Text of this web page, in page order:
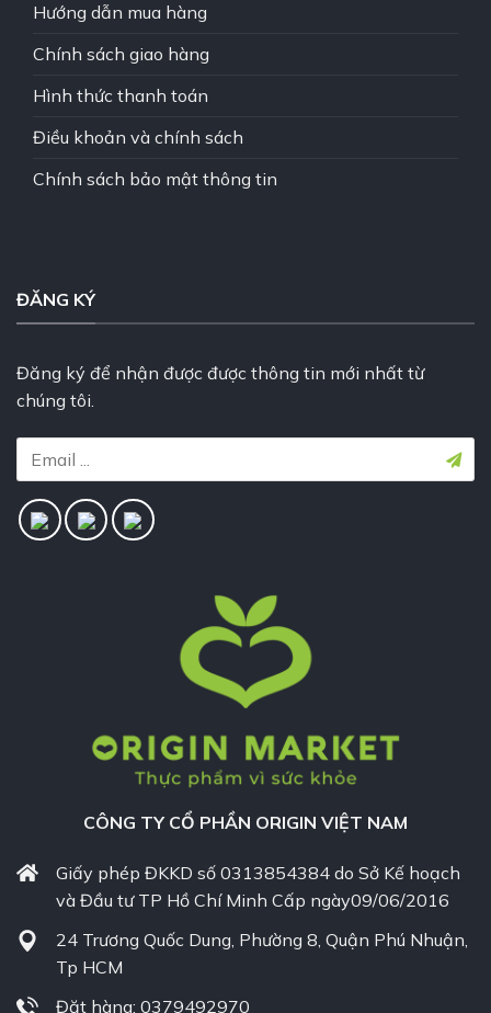
Hướng dẫn mua hàng
Chính sách giao hàng
Hình thức thanh toán
Điều khoản và chính sách
Chính sách bảo mật thông tin
ĐĂNG KÝ
Đăng ký để nhận được được thông tin mới nhất từ
chúng tôi.
CÔNG TY CỔ PHẦN ORIGIN VIỆT NAM
Giấy phép ĐKKD số 0313854384 do Sở Kế hoạch
và Đầu tư TP Hồ Chí Minh Cấp ngày09/06/2016
24 Trương Quốc Dung, Phường 8, Quận Phú Nhuận,
Tp HCM
Đặt hàng: 0379492970